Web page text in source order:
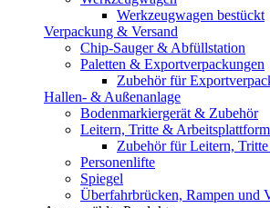
Werkzeugwagen bestückt
Verpackung & Versand
Chip-Sauger & Abfüllstation
Paletten & Exportverpackungen
Zubehör für
Hallen- & Außenanlage
Bodenmarkiergerät & Zubehör
Leitern, Tritte &
Zubehör für Leitern,
Personenlifte
Spiegel
Überfahrbrücken, Rampen und